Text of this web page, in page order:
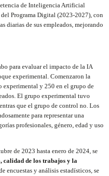
de Inteligencia Artificial
Programa Digital (2023-2027), con
diarias de sus empleados, mejorando
para evaluar el impacto de la IA
experimental. Comenzaron la
experimental y 250 en el grupo de
El grupo experimental tuvo
que el grupo de control no. Los
para representar una
profesionales, género, edad y uso
de 2023 hasta enero de 2024, se
calidad de los trabajos y la
encuestas y análisis estadísticos, se